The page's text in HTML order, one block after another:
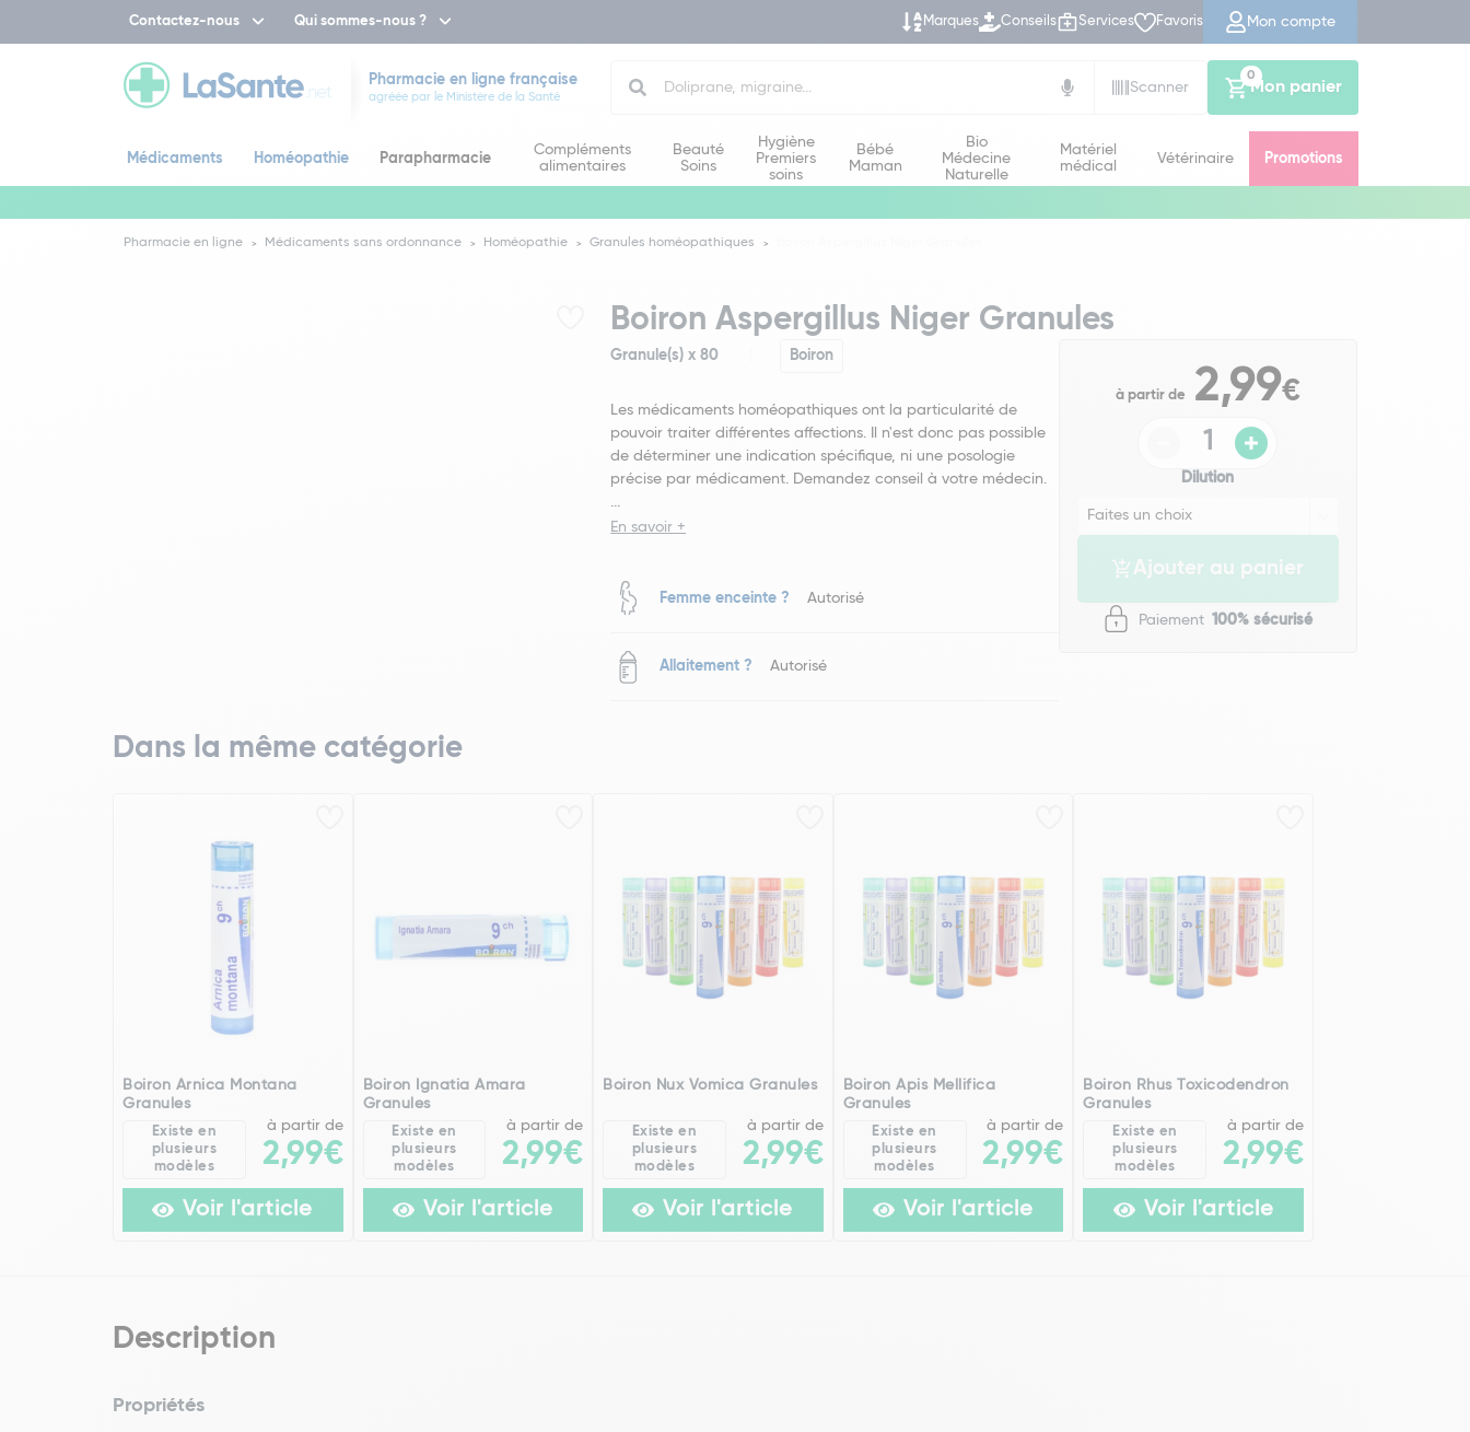
Contactez-nous Qui sommes-nous ? Marques Conseils Services Favoris Mon compte
Pharmacie en ligne française
agréée par le Ministère de la Santé
Scanner
Mon panier
0
Médicaments Homéopathie Parapharmacie
Compléments
alimentaires
Beauté
Soins
Hygiène
Premiers
soins
Bébé
Maman
Bio
Médecine
Naturelle
Matériel
médical
Vétérinaire Promotions
Pharmacie en ligne Médicaments sans ordonnance Homéopathie Granules homéopathiques
Boiron Aspergillus Niger Granules
Granule(s) x 80 Boiron
Les médicaments homéopathiques ont la particularité de
pouvoir traiter différentes affections. Il n'est donc pas possible
de déterminer une indication spécifique, ni une posologie
précise par médicament. Demandez conseil à votre médecin.
...
En savoir +
Femme enceinte ? Autorisé
Allaitement ? Autorisé
à partir de 2,99€
Dilution
Ajouter au panier
Paiement 100% sécurisé
Dans la même catégorie
Boiron Arnica Montana
Granules
Existe en
plusieurs
modèles
à partir de
2,99€
Voir l'article
Boiron Ignatia Amara
Granules
Existe en
plusieurs
modèles
à partir de
2,99€
Voir l'article
Boiron Nux Vomica Granules
Existe en
plusieurs
modèles
à partir de
2,99€
Voir l'article
Boiron Apis Mellifica
Granules
Existe en
plusieurs
modèles
à partir de
2,99€
Voir l'article
Boiron Rhus Toxicodendron
Granules
Existe en
plusieurs
modèles
à partir de
2,99€
Voir l'article
Description
Propriétés